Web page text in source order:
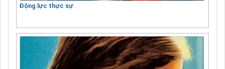
Động lực thực sự